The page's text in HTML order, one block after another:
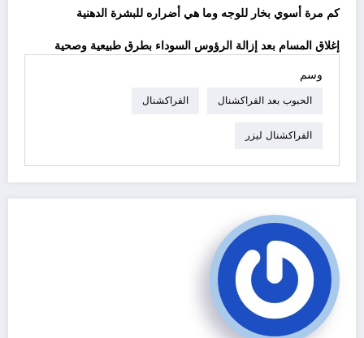
كم مرة أسوي بخار للوجه وما هي أضراره للبشرة الدهنية
إغلاق المسام بعد إزالة الرؤوس السوداء بطرق طبيعية وصحية
وسم
الحبوب بعد الفراكشنال الفراكشنال
الفراكشنال ليزر